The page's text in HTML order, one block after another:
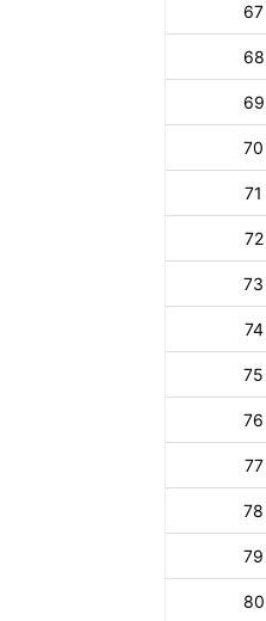
67
68
69
70
71
72
73
74
75
76
77
78
79
80